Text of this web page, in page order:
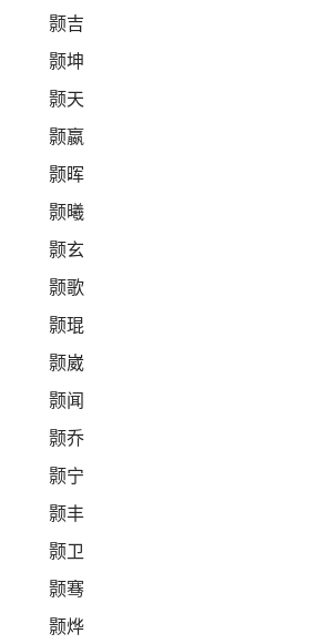
颢吉
颢坤
颢天
颢嬴
颢晖
颢曦
颢玄
颢歌
颢琨
颢崴
颢闻
颢乔
颢宁
颢丰
颢卫
颢骞
颢烨